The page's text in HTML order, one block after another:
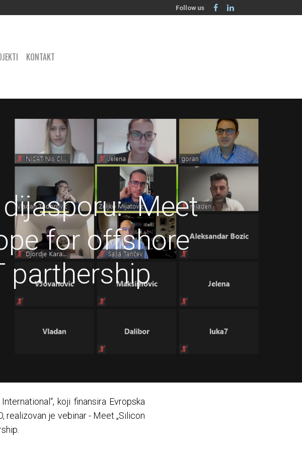
Follow us
KONTAKT
Meet
for offshore
parthership
koji finansira Evropska
realizovan je vebinar - Meet „Silicon